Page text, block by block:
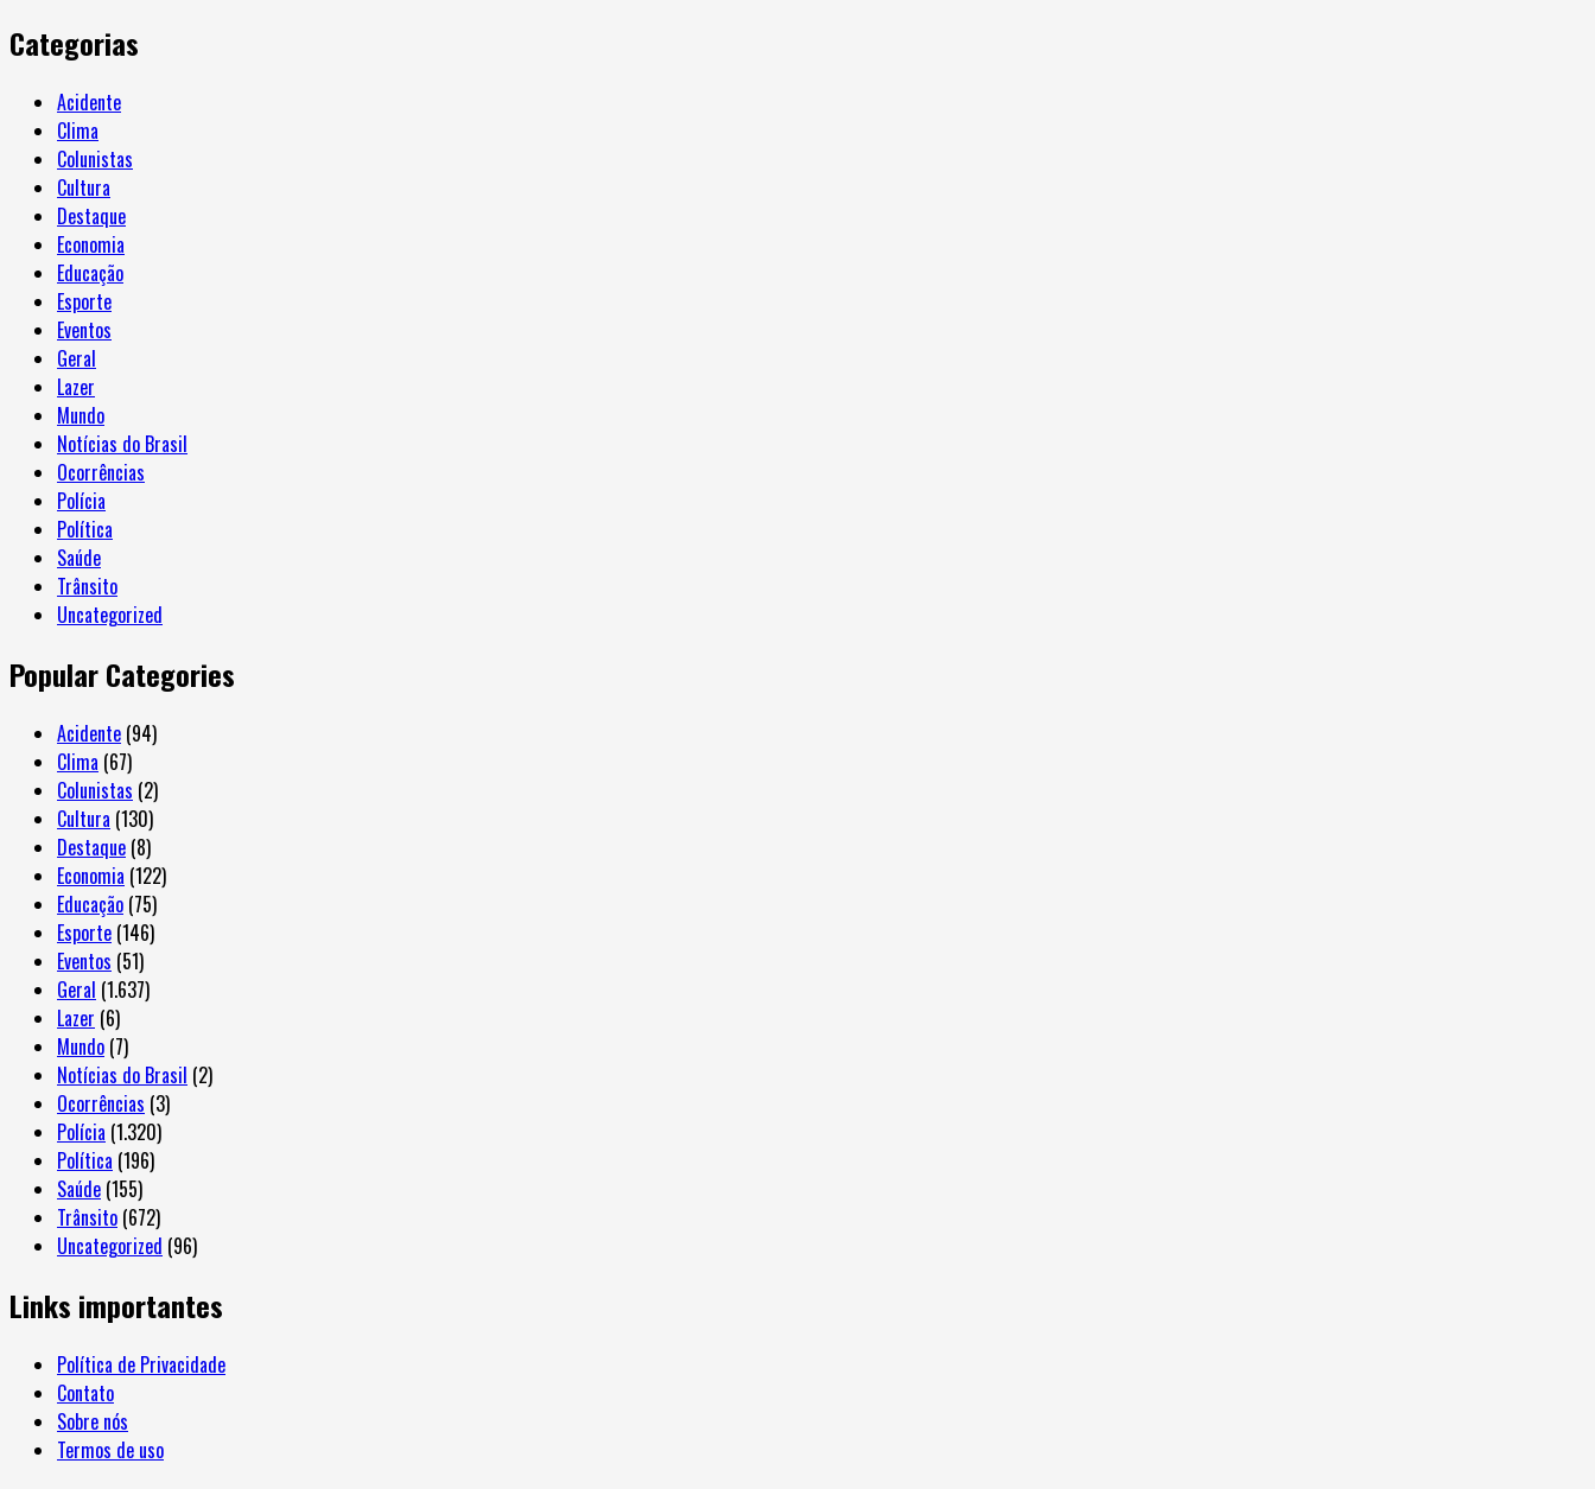
Categorias
Acidente
Clima
Colunistas
Cultura
Destaque
Economia
Educação
Esporte
Eventos
Geral
Lazer
Mundo
Notícias do Brasil
Ocorrências
Polícia
Política
Saúde
Trânsito
Uncategorized
Popular Categories
Acidente (94)
Clima (67)
Colunistas (2)
Cultura (130)
Destaque (8)
Economia (122)
Educação (75)
Esporte (146)
Eventos (51)
Geral (1.637)
Lazer (6)
Mundo (7)
Notícias do Brasil (2)
Ocorrências (3)
Polícia (1.320)
Política (196)
Saúde (155)
Trânsito (672)
Uncategorized (96)
Links importantes
Política de Privacidade
Contato
Sobre nós
Termos de uso